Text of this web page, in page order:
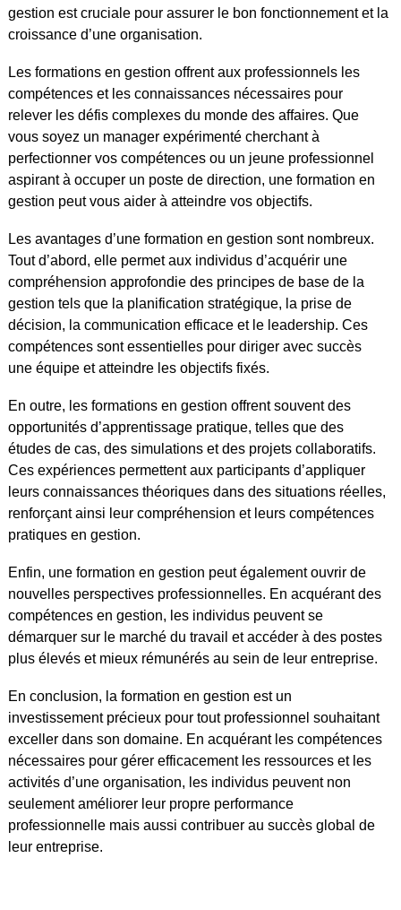
gestion est cruciale pour assurer le bon fonctionnement et la
croissance d’une organisation.
Les formations en gestion offrent aux professionnels les
compétences et les connaissances nécessaires pour
relever les défis complexes du monde des affaires. Que
vous soyez un manager expérimenté cherchant à
perfectionner vos compétences ou un jeune professionnel
aspirant à occuper un poste de direction, une formation en
gestion peut vous aider à atteindre vos objectifs.
Les avantages d’une formation en gestion sont nombreux.
Tout d’abord, elle permet aux individus d’acquérir une
compréhension approfondie des principes de base de la
gestion tels que la planification stratégique, la prise de
décision, la communication efficace et le leadership. Ces
compétences sont essentielles pour diriger avec succès
une équipe et atteindre les objectifs fixés.
En outre, les formations en gestion offrent souvent des
opportunités d’apprentissage pratique, telles que des
études de cas, des simulations et des projets collaboratifs.
Ces expériences permettent aux participants d’appliquer
leurs connaissances théoriques dans des situations réelles,
renforçant ainsi leur compréhension et leurs compétences
pratiques en gestion.
Enfin, une formation en gestion peut également ouvrir de
nouvelles perspectives professionnelles. En acquérant des
compétences en gestion, les individus peuvent se
démarquer sur le marché du travail et accéder à des postes
plus élevés et mieux rémunérés au sein de leur entreprise.
En conclusion, la formation en gestion est un
investissement précieux pour tout professionnel souhaitant
exceller dans son domaine. En acquérant les compétences
nécessaires pour gérer efficacement les ressources et les
activités d’une organisation, les individus peuvent non
seulement améliorer leur propre performance
professionnelle mais aussi contribuer au succès global de
leur entreprise.